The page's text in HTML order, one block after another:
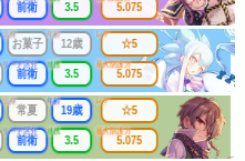
前衛 3.5 5.075
出身
お菓子
年齢
12歳
リーチ区分
前衛
連携
3.5
レア
☆5
最大防護力
5.075
出身
常夏
年齢
19歳
リーチ区分
前衛
連携
3.5
レア
☆5
最大防護力
5.075